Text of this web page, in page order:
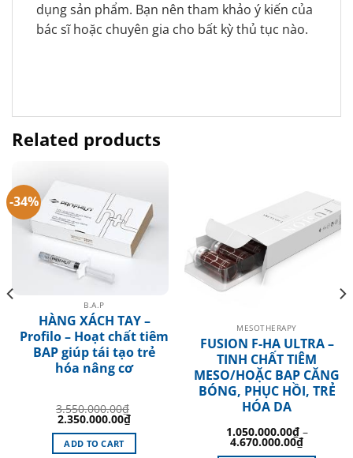
dụng sản phẩm. Bạn nên tham khảo ý kiến của
bác sĩ hoặc chuyên gia cho bất kỳ thủ tục nào.
Related products
-34%
B.A.P
HÀNG XÁCH TAY –
Profilo – Hoạt chất tiêm
BAP giúp tái tạo trẻ
hóa nâng cơ
3.550.000.00₫
Original
price
was:
3.550.000.00₫.
2.350.000.00₫Current
is:
2.350.000.00₫.
ADD TO CART
MESOTHERAPY
FUSION F-HA ULTRA –
TINH CHẤT TIÊM
MESO/HOẶC BAP CĂNG
BÓNG, PHỤC HỒI, TRẺ
HÓA DA
1.050.000.00₫–
4.670.000.00₫